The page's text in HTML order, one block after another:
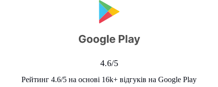
4.6/5
Рейтинг 4.6/5 на основі 16k+ відгуків на Google Play